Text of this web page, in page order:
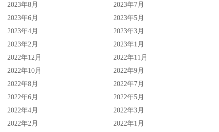
まりあ(星麻里亚)就沉寂了好长一段时间、最近才又回到了
业界但是动向还不明朗；樱木美音在1月29号的时候还去参
加了FANZA的线上聊天室，接下来2月22号还有出道两周年
的影迷同乐会，现在出了这个状况，就不知道22号还能不能
见到她出席活动⋯
以她在离开Faleno Star的成绩以及社群的追踪数实在是不能
说是淫河的历史又翻过了一页，不过毕竟也是一个经常在社
群发表美照、很努力的女孩子，突然就不见还是让人觉得有
2023年8月
2023年7月
2023年6月
2023年5月
2023年4月
2023年3月
2023年2月
2023年1月
2022年12月
2022年11月
2022年10月
2022年9月
2022年8月
2022年7月
2022年6月
2022年5月
2022年4月
2022年3月
2022年2月
2022年1月